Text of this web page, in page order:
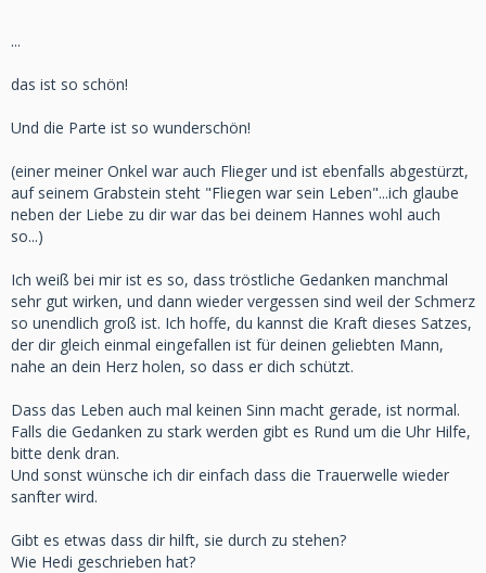
...
das ist so schön!
Und die Parte ist so wunderschön!
(einer meiner Onkel war auch Flieger und ist ebenfalls abgestürzt,
auf seinem Grabstein steht "Fliegen war sein Leben"...ich glaube
neben der Liebe zu dir war das bei deinem Hannes wohl auch
so...)
Ich weiß bei mir ist es so, dass tröstliche Gedanken manchmal
sehr gut wirken, und dann wieder vergessen sind weil der Schmerz
so unendlich groß ist. Ich hoffe, du kannst die Kraft dieses Satzes,
der dir gleich einmal eingefallen ist für deinen geliebten Mann,
nahe an dein Herz holen, so dass er dich schützt.
Dass das Leben auch mal keinen Sinn macht gerade, ist normal.
Falls die Gedanken zu stark werden gibt es Rund um die Uhr Hilfe,
bitte denk dran.
Und sonst wünsche ich dir einfach dass die Trauerwelle wieder
sanfter wird.
Gibt es etwas dass dir hilft, sie durch zu stehen?
Wie Hedi geschrieben hat?